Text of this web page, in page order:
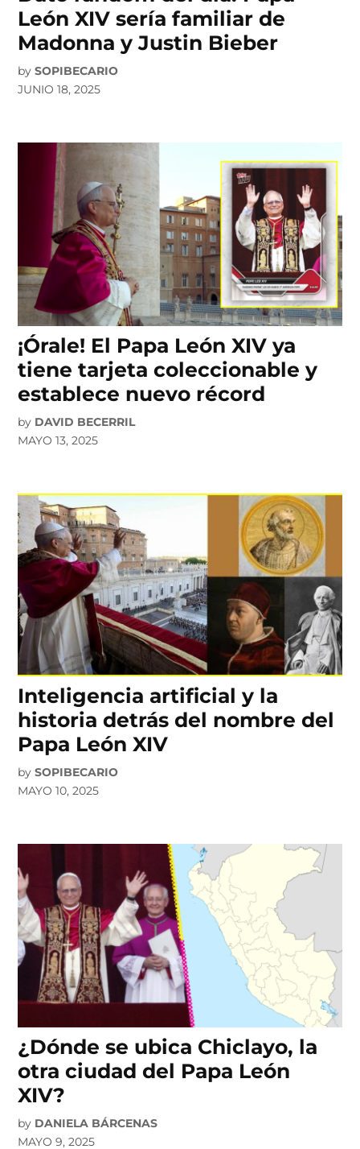
León XIV sería familiar de
Madonna y Justin Bieber
by SOPIBECARIO
JUNIO 18, 2025
¡Órale! El Papa León XIV ya
tiene tarjeta coleccionable y
establece nuevo récord
by DAVID BECERRIL
MAYO 13, 2025
Inteligencia artificial y la
historia detrás del nombre del
Papa León XIV
by SOPIBECARIO
MAYO 10, 2025
¿Dónde se ubica Chiclayo, la
otra ciudad del Papa León
XIV?
by DANIELA BÁRCENAS
MAYO 9, 2025